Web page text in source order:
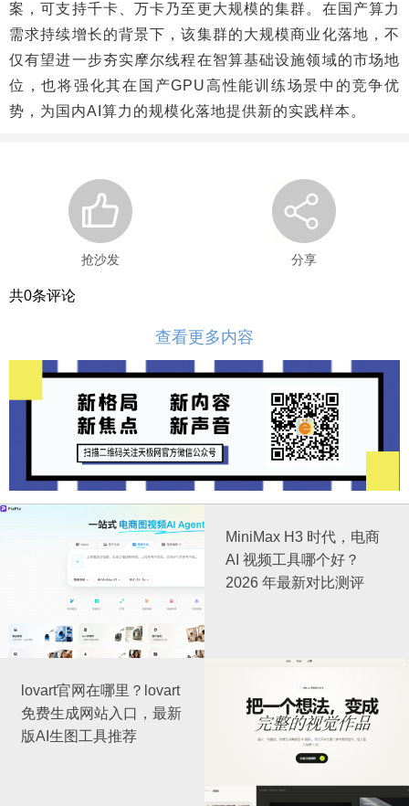
案，可支持千卡、万卡乃至更大规模的集群。在国产算力
需求持续增长的背景下，该集群的大规模商业化落地，不
仅有望进一步夯实摩尔线程在智算基础设施领域的市场地
位，也将强化其在国产GPU高性能训练场景中的竞争优
势，为国内AI算力的规模化落地提供新的实践样本。
抢沙发 分享
共0条评论
查看更多内容
MiniMax H3 时代，电商
AI 视频工具哪个好？
2026 年最新对比测评
lovart官网在哪里？lovart
免费生成网站入口，最新
版AI生图工具推荐